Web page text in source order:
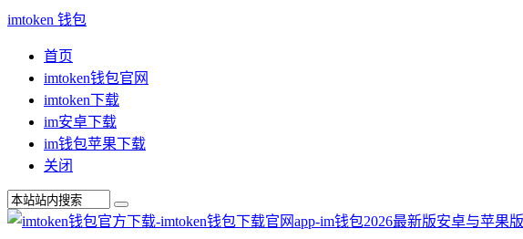
imtoken 钱包
首页
imtoken钱包官网
imtoken下载
im安卓下载
im钱包苹果下载
关闭